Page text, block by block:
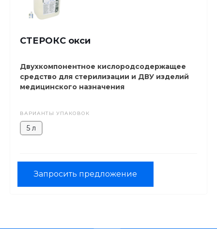
СТЕРОКС окси
Двухкомпонентное кислородсодержащее
средство для cтерилизации и ДВУ изделий
медицинского назначения
ВАРИАНТЫ УПАКОВОК
5 л
Запросить предложение